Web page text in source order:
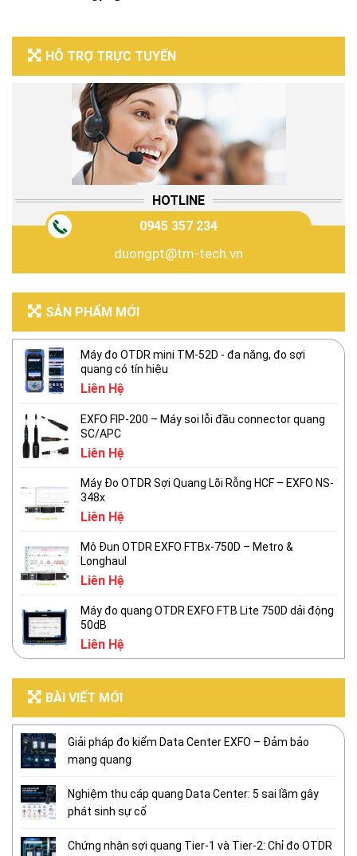
HỖ TRỢ TRỰC TUYẾN
HOTLINE
0945 357 234
duongpt@tm-tech.vn
SẢN PHẨM MỚI
Máy đo OTDR mini TM-52D - đa năng, đo sợi
quang có tín hiệu
Liên Hệ
EXFO FIP-200 – Máy soi lỗi đầu connector quang
SC/APC
Liên Hệ
Máy Đo OTDR Sợi Quang Lõi Rỗng HCF – EXFO NS-
348x
Liên Hệ
Mô Đun OTDR EXFO FTBx-750D – Metro &
Longhaul
Liên Hệ
Máy đo quang OTDR EXFO FTB Lite 750D dải động
50dB
Liên Hệ
BÀI VIẾT MỚI
Giải pháp đo kiểm Data Center EXFO – Đảm bảo
mạng quang
Nghiệm thu cáp quang Data Center: 5 sai lầm gây
phát sinh sự cố
Chứng nhận sợi quang Tier-1 và Tier-2: Chỉ đo OTDR